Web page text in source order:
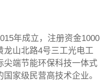
年成立，注册资金1000
龙山北路4号三工光电工
尖端节能环保科技一体式
家级民营高技术企业。